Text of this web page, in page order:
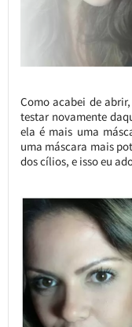
Como acabei de
testar novamente
ela é mais uma
uma máscara mais
dos cílios, e isso eu